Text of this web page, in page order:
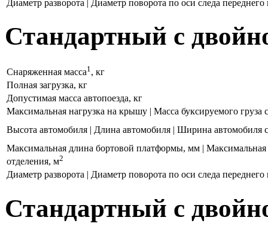
Диаметр разворота | Диаметр поворота по оси следа
Стандартный с
Снаряженная масса1, кг
Полная загрузка, кг
Допустимая масса автопоезда, кг
Максимальная нагрузка на крышу | Масса буксируемого груза
Высота автомобиля | Длина автомобиля | Ширина
Максимальная длина бортовой платформы, мм |
отделения, м2
Диаметр разворота | Диаметр поворота по оси следа
Стандартный с